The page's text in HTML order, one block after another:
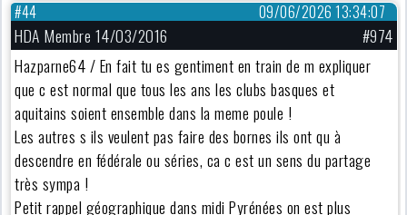
09/06/2026 13:34:07
#44
HDA Membre 14/03/2016
#974
Hazparne64 / En fait tu es gentiment en train de m expliquer
que c est normal que tous les ans les clubs basques et
aquitains soient ensemble dans la meme poule !
Les autres s ils veulent pas faire des bornes ils ont qu à
descendre en fédérale ou séries, ca c est un sens du partage
très sympa !
Petit rappel géographique dans midi Pyrénées on est plus